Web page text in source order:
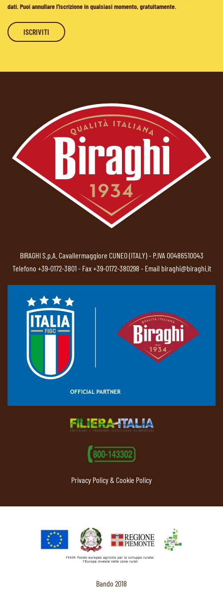
dati. Puoi annullare l'iscrizione in qualsiasi momento, gratuitamente.
BIRAGHI S.p.A. Cavallermaggiore CUNEO (ITALY) - P.IVA 00486510043
Telefono +39-0172-3801- Fax +39-0172-380298 - Email biraghi@biraghi.it
Privacy Policy & Cookie Policy
Bando 2018